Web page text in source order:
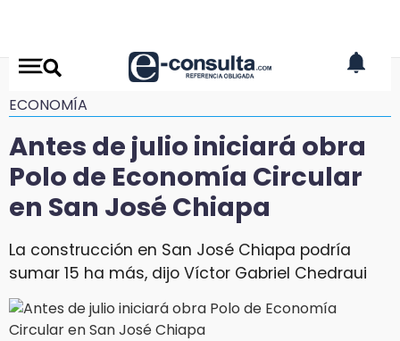
ECONOMÍA
Antes de julio iniciará obra
Polo de Economía Circular
en San José Chiapa
La construcción en San José Chiapa podría
sumar 15 ha más, dijo Víctor Gabriel Chedraui